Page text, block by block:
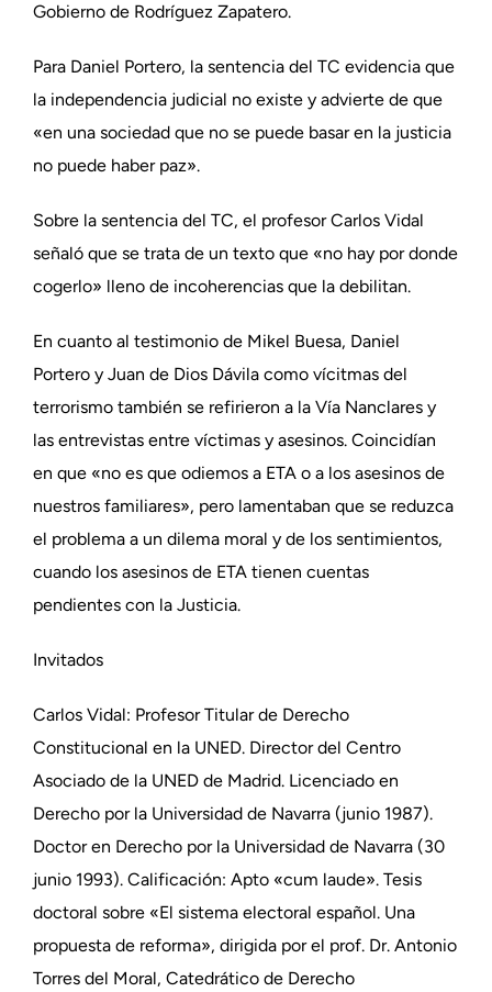
Gobierno de Rodríguez Zapatero.
Para Daniel Portero, la sentencia del TC evidencia que
la independencia judicial no existe y advierte de que
«en una sociedad que no se puede basar en la justicia
no puede haber paz».
Sobre la sentencia del TC, el profesor Carlos Vidal
señaló que se trata de un texto que «no hay por donde
cogerlo» lleno de incoherencias que la debilitan.
En cuanto al testimonio de Mikel Buesa, Daniel
Portero y Juan de Dios Dávila como vícitmas del
terrorismo también se refirieron a la Vía Nanclares y
las entrevistas entre víctimas y asesinos. Coincidían
en que «no es que odiemos a ETA o a los asesinos de
nuestros familiares», pero lamentaban que se reduzca
el problema a un dilema moral y de los sentimientos,
cuando los asesinos de ETA tienen cuentas
pendientes con la Justicia.
Invitados
Carlos Vidal: Profesor Titular de Derecho
Constitucional en la UNED. Director del Centro
Asociado de la UNED de Madrid. Licenciado en
Derecho por la Universidad de Navarra (junio 1987).
Doctor en Derecho por la Universidad de Navarra (30
junio 1993). Calificación: Apto «cum laude». Tesis
doctoral sobre «El sistema electoral español. Una
propuesta de reforma», dirigida por el prof. Dr. Antonio
Torres del Moral, Catedrático de Derecho